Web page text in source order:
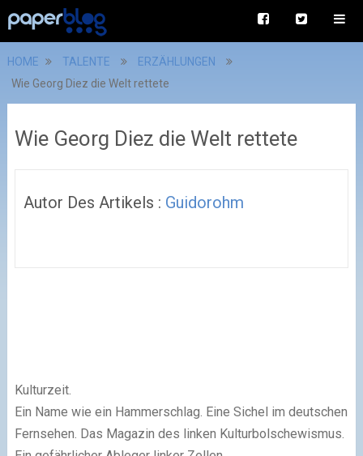
HOME TALENTE
ERZÄHLUNGEN
Wie Georg Diez die Welt rettete
Wie Georg Diez die Welt rettete
Autor Des Artikels : Guidorohm
Kulturzeit.
Ein Name wie ein Hammerschlag. Eine Sichel im deutschen
Fernsehen. Das Magazin des linken Kulturbolschewismus.